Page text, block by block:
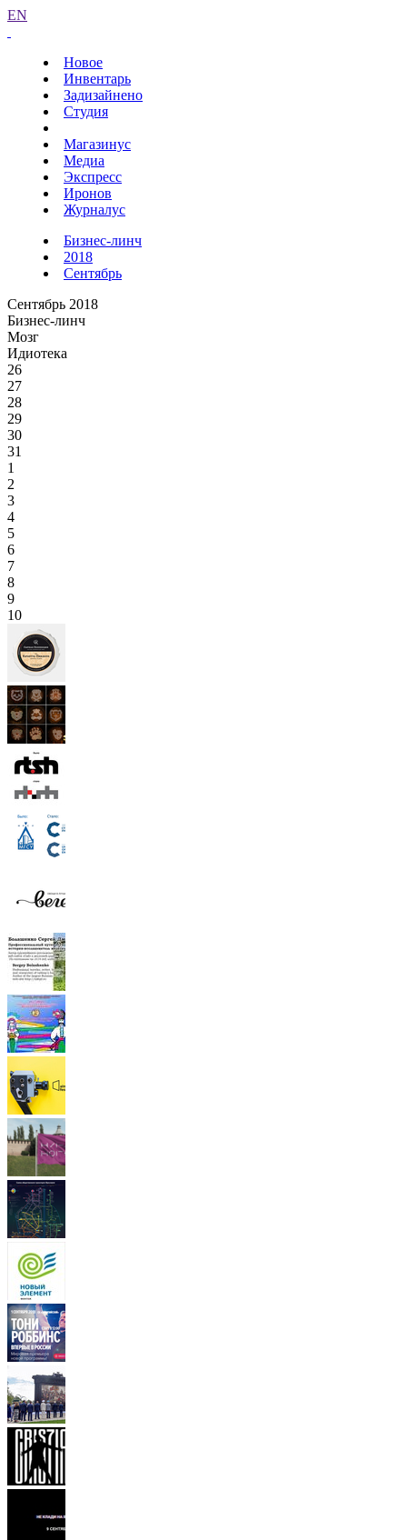
EN
Новое
Инвентарь
Задизайнено
Студия
Магазинус
Медиа
Экспресс
Иронов
Журналус
Бизнес-линч
2018
Сентябрь
Сентябрь 2018
Бизнес-линч
Мозг
Идиотека
26
27
28
29
30
31
1
2
3
4
5
6
7
8
9
10